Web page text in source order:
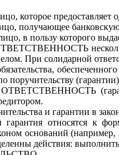
которое
получающее
в пользу которого
При солидарной
поручительству
и гарантии в
гарантия относятся к
оснований (например,
действия: